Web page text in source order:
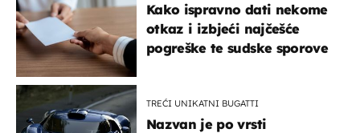
Kako ispravno dati nekome
otkaz i izbjeći najčešće
pogreške te sudske sporove
TREĆI UNIKATNI BUGATTI
Nazvan je po vrsti